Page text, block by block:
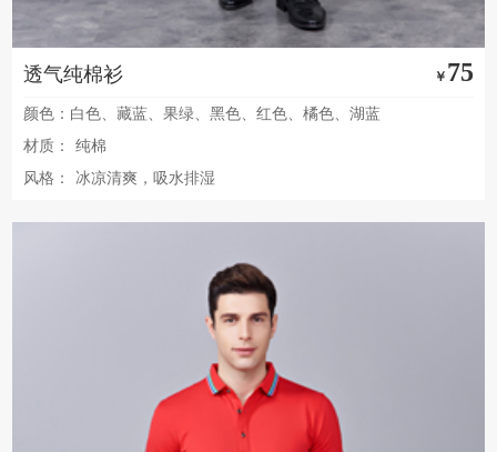
透气纯棉衫 ￥ 75
颜色：白色、藏蓝、果绿、黑色、红色、橘色、湖蓝
材质：
纯棉
风格：
冰凉清爽，吸水排湿